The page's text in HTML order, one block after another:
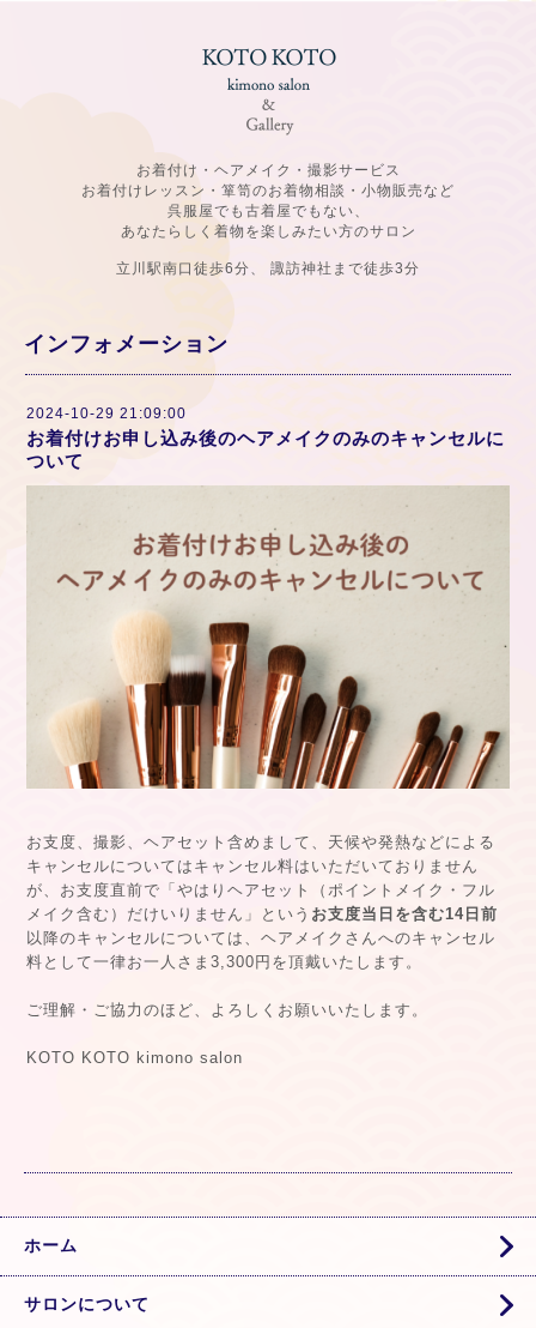
お着付け・ヘアメイク・撮影サービス
お着付けレッスン・箪笥のお着物相談・小物販売など
呉服屋でも古着屋でもない、
あなたらしく着物を楽しみたい方のサロン
立川駅南口徒歩6分、 諏訪神社まで徒歩3分
インフォメーション
2024-10-29 21:09:00
お着付けお申し込み後のヘアメイクのみのキャンセルに
ついて
お支度、撮影、ヘアセット含めまして、天候や発熱などによる
キャンセルについてはキャンセル料はいただいておりません
が、お支度直前で「やはりヘアセット（ポイントメイク・フル
メイク含む）だけいりません」という お支度当日を含む14日前
以降のキャンセルについては、ヘアメイクさんへのキャンセル
料として一律お一人さま3,300円を頂戴いたします。
ご理解・ご協力のほど、よろしくお願いいたします。
KOTO KOTO kimono salon
ホーム
サロンについて